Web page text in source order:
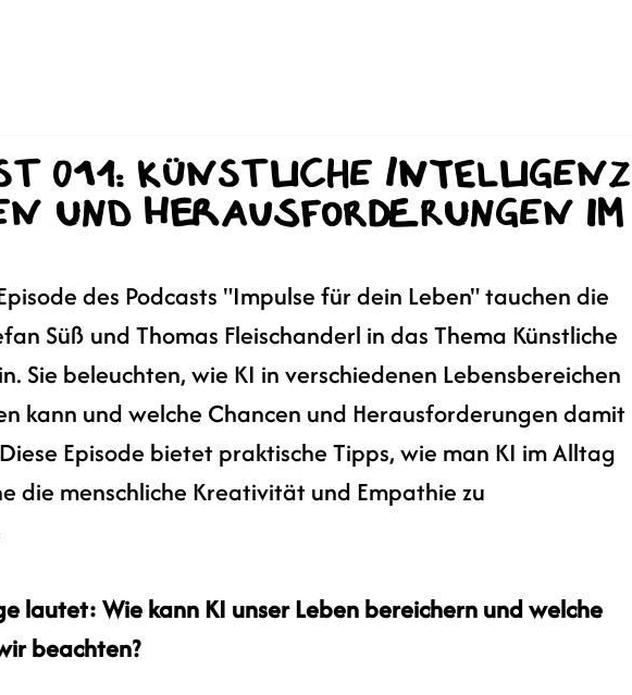
011: Künstliche Intelligenz
und Herausforderungen im
des Podcasts "Impulse für dein Leben" tauchen die
Süß und Thomas Fleischanderl in das Thema Künstliche
Sie beleuchten, wie KI in verschiedenen Lebensbereichen
kann und welche Chancen und Herausforderungen damit
Episode bietet praktische Tipps, wie man KI im Alltag
die menschliche Kreativität und Empathie zu
lautet: Wie kann KI unser Leben bereichern und welche
beachten?